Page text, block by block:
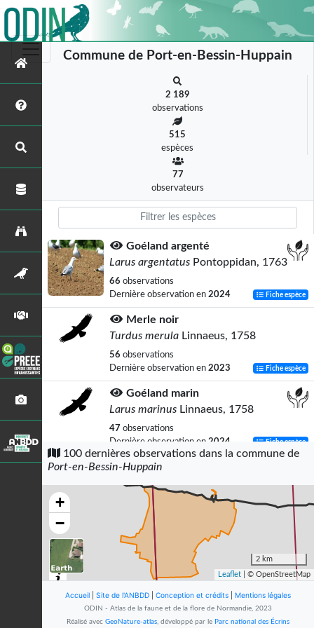
Commune de Port-en-Bessin-Huppain
2 189
observations
515
espèces
77
observateurs
Goéland argenté
Larus argentatus Pontoppidan, 1763
66 observations
Dernière observation en 2024 Fiche espèce
Merle noir
Turdus merula Linnaeus, 1758
56 observations
Dernière observation en 2023 Fiche espèce
Goéland marin
Larus marinus Linnaeus, 1758
47 observations
Dernière observation en 2024 Fiche espèce
Demi-Deuil (Le)
Melanargia galathea(Linnaeus, 1758)
observations
Dernière observation en
Fiche espèce
Pinson des arbres
Fringilla coelebs
Linnaeus, 1758
observations
Rougegorge familier
100 dernières observations dans la commune de
Port-en-Bessin-Huppain
+
−
2 km
Leaflet | © OpenStreetMap
Accueil Site de l'ANBDD Conception et crédits Mentions légales
ODIN - Atlas de la faune et de la flore de Normandie, 2023
Réalisé avec GeoNature-atlas, développé par le Parc national des Écrins